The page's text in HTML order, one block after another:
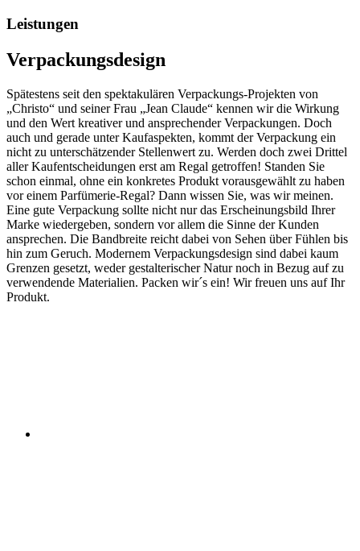
Leistungen
Verpackungsdesign
Spätestens seit den spektakulären Verpackungs-Projekten von
„Christo“ und seiner Frau „Jean Claude“ kennen wir die Wirkung
und den Wert kreativer und ansprechender Verpackungen. Doch
auch und gerade unter Kaufaspekten, kommt der Verpackung ein
nicht zu unterschätzender Stellenwert zu. Werden doch zwei Drittel
aller Kaufentscheidungen erst am Regal getroffen! Standen Sie
schon einmal, ohne ein konkretes Produkt vorausgewählt zu haben
vor einem Parfümerie-Regal? Dann wissen Sie, was wir meinen.
Eine gute Verpackung sollte nicht nur das Erscheinungsbild Ihrer
Marke wiedergeben, sondern vor allem die Sinne der Kunden
ansprechen. Die Bandbreite reicht dabei von Sehen über Fühlen bis
hin zum Geruch. Modernem Verpackungsdesign sind dabei kaum
Grenzen gesetzt, weder gestalterischer Natur noch in Bezug auf zu
verwendende Materialien. Packen wir´s ein! Wir freuen uns auf Ihr
Produkt.